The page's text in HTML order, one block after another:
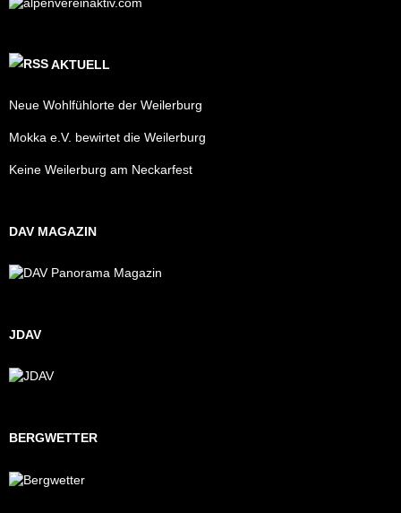
AKTUELL
Neue Wohlfühlorte der Weilerburg
Mokka e.V. bewirtet die Weilerburg
Keine Weilerburg am Neckarfest
DAV MAGAZIN
JDAV
BERGWETTER